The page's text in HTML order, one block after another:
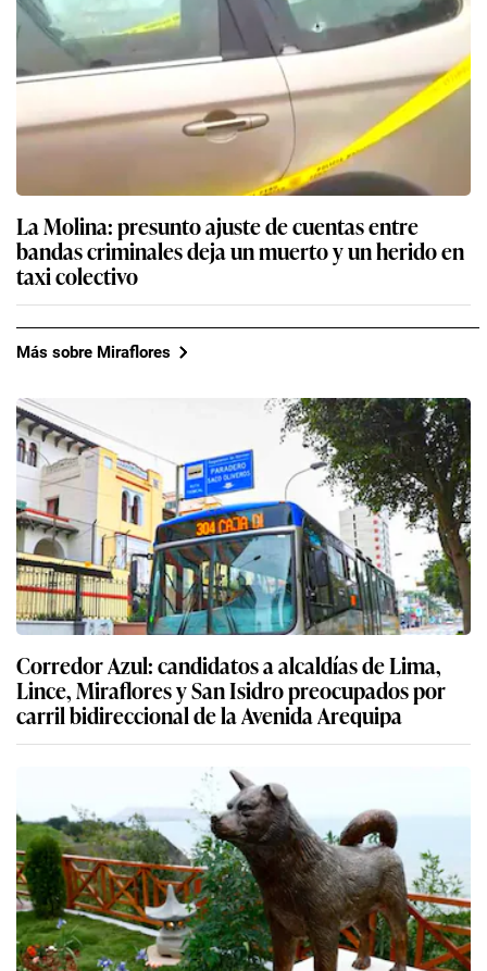
La Molina: presunto ajuste de cuentas entre
bandas criminales deja un muerto y un herido en
taxi colectivo
Más sobre Miraflores
Corredor Azul: candidatos a alcaldías de Lima,
Lince, Miraflores y San Isidro preocupados por
carril bidireccional de la Avenida Arequipa